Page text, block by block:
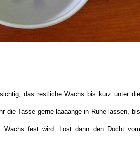
das restliche Wachs bis kurz unter die
die Tasse gerne laaaange in Ruhe lassen, bis
Wachs fest wird. Löst dann den Docht vom